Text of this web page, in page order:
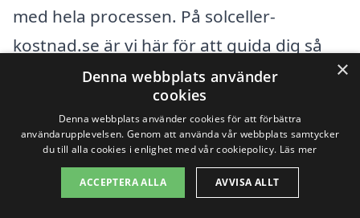
med hela processen. På solceller-
kostnad.se är vi här för att guida dig så
att du kan få de bästa erbjudandena från
professionella inom solcellsområdet.
Det finns flera städer i närheten av
Färgens östra strand där du kan hitta
×
Denna webbplats använder
cookies
Denna webbplats använder cookies för att förbättra
användarupplevelsen. Genom att använda vår webbplats samtycker
du till alla cookies i enlighet med vår cookiepolicy. Läs mer
ACCEPTERA ALLA AVVISA ALLT